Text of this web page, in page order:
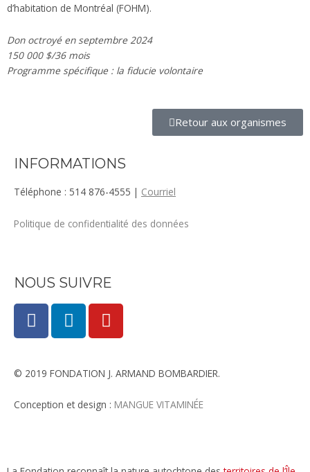
d’habitation de Montréal (FOHM).
Don octroyé en septembre 2024
150 000 $/36 mois
Programme spécifique : la fiducie volontaire
Retour aux organismes
INFORMATIONS
Téléphone : 514 876-4555 | Courriel
Politique de confidentialité des données
NOUS SUIVRE
F
a
c
b
o
o
L
i
n
e
d
i
Y
o
u
u
b
e
© 2019 FONDATION J. ARMAND BOMBARDIER.
Conception et design : MANGUE VITAMINÉE​